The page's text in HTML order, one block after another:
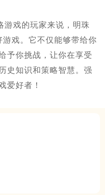
游戏的玩家来说，明珠
戏。它不仅能够带给你
予你挑战，让你在享受
史知识和策略智慧。强
爱好者！